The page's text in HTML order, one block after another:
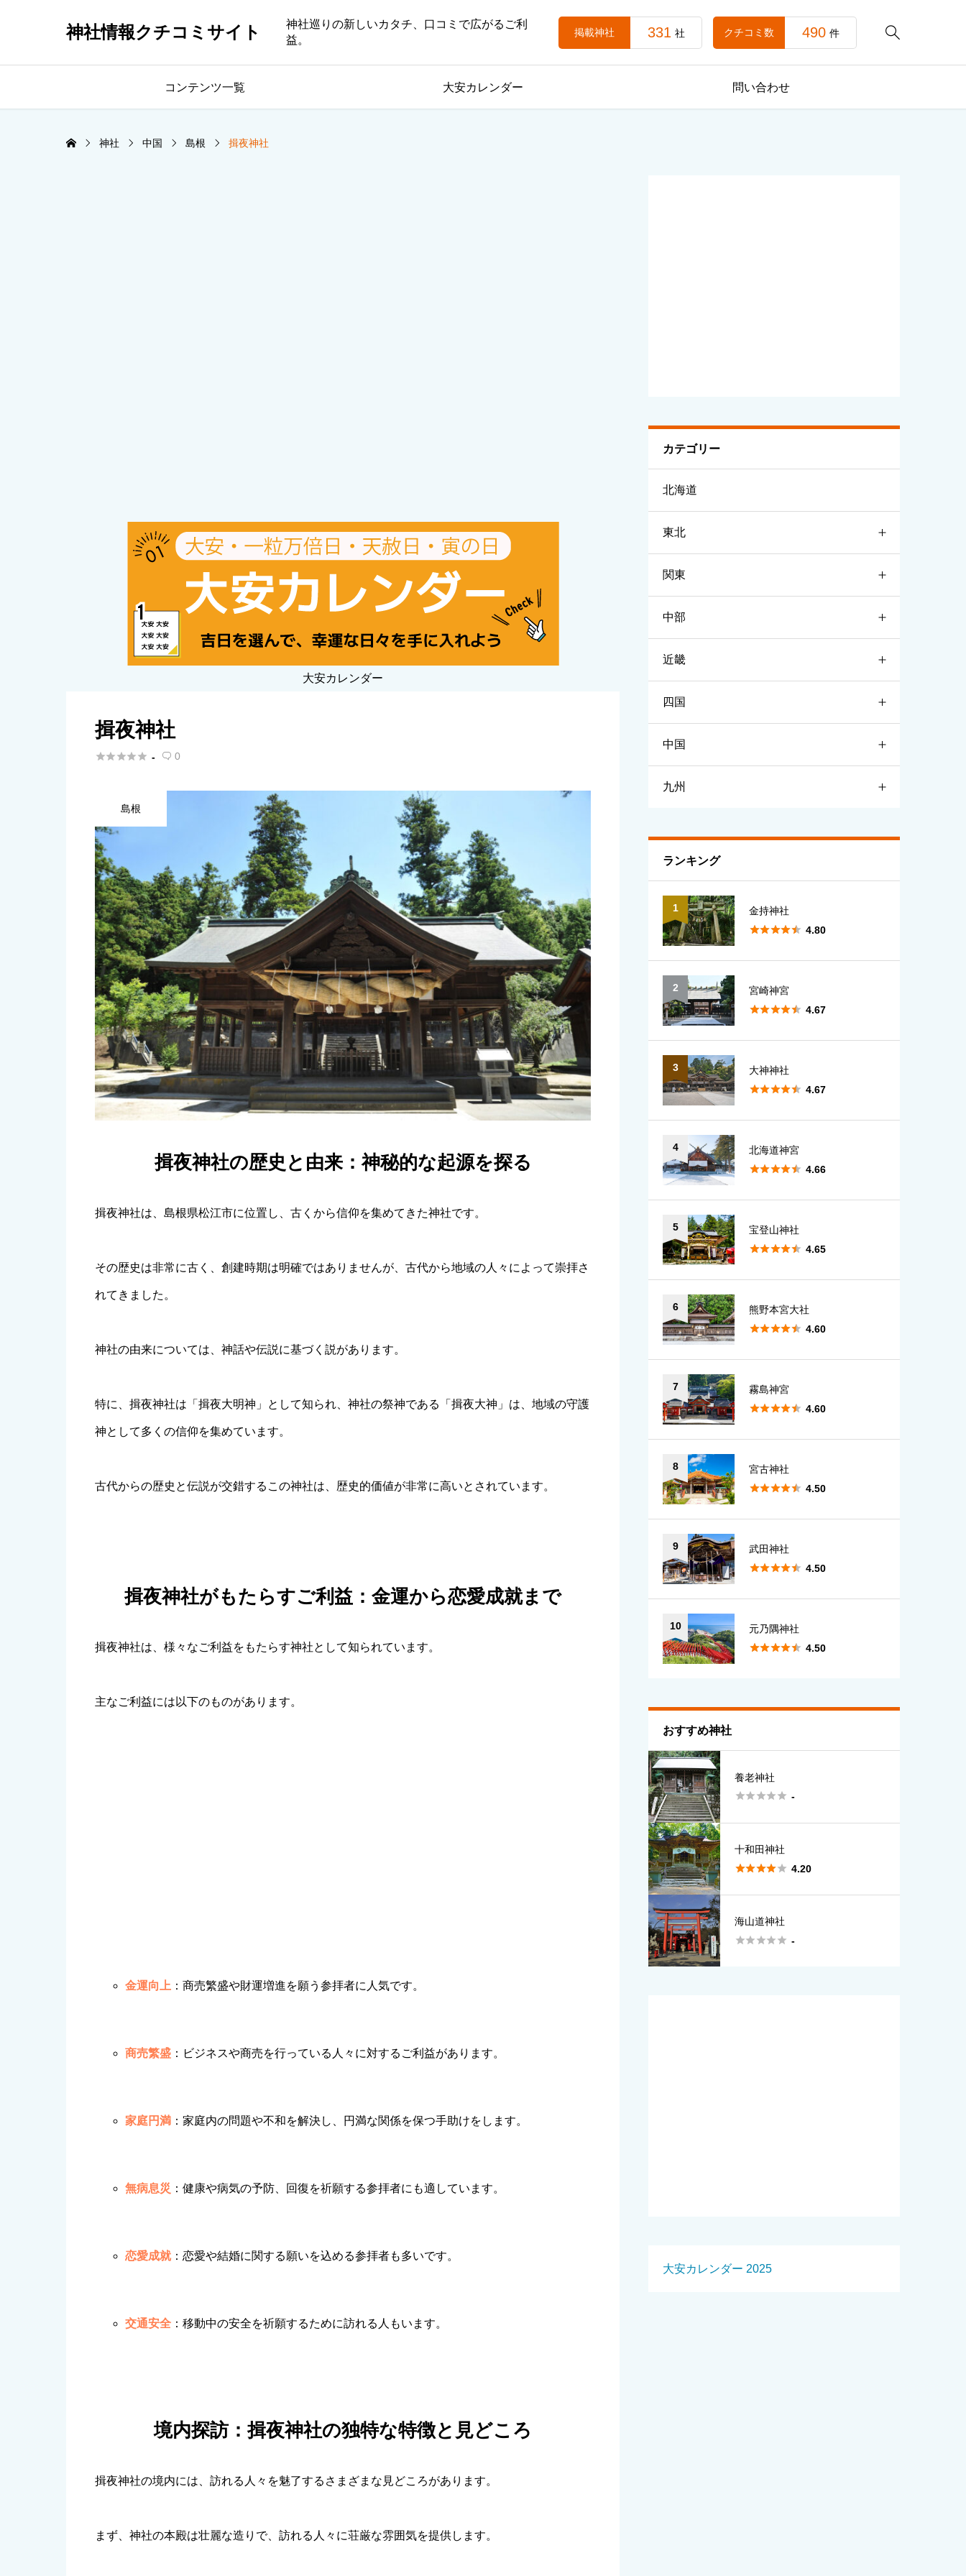
神社情報クチコミサイト
神社巡りの新しいカタチ、口コミで広がるご利
益。

掲載神社 331 社 クチコミ数 490 件
コンテンツ一覧 大安カレンダー 問い合わせ
神社 中国 島根 揖夜神社
大安カレンダー
揖夜神社
 -  0
島根
揖夜神社の歴史と由来：神秘的な起源を探る
揖夜神社は、島根県松江市に位置し、古くから信仰を集めてきた神社です。
その歴史は非常に古く、創建時期は明確ではありませんが、古代から地域の人々によって崇拝さ
れてきました。
神社の由来については、神話や伝説に基づく説があります。
特に、揖夜神社は「揖夜大明神」として知られ、神社の祭神である「揖夜大神」は、地域の守護
神として多くの信仰を集めています。
古代からの歴史と伝説が交錯するこの神社は、歴史的価値が非常に高いとされています。
揖夜神社がもたらすご利益：金運から恋愛成就まで
揖夜神社は、様々なご利益をもたらす神社として知られています。
主なご利益には以下のものがあります。
金運向上 ：商売繁盛や財運増進を願う参拝者に人気です。
商売繁盛：ビジネスや商売を行っている人々に対するご利益があります。
家庭円満：家庭内の問題や不和を解決し、円満な関係を保つ手助けをします。
無病息災 ：健康や病気の予防、回復を祈願する参拝者にも適しています。
恋愛成就：恋愛や結婚に関する願いを込める参拝者も多いです。
交通安全：移動中の安全を祈願するために訪れる人もいます。
境内探訪：揖夜神社の独特な特徴と見どころ
揖夜神社の境内には、訪れる人々を魅了するさまざまな見どころがあります。
まず、神社の本殿は壮麗な造りで、訪れる人々に荘厳な雰囲気を提供します。
カテゴリー
北海道
東北
青森
岩手
宮城
山形
福島
関東
茨城
栃木
群馬
埼玉
千葉
中部
新潟
富山
石川
福井
岐阜
愛知
近畿
滋賀
京都
大阪
和歌山
四国
徳島
香川
中国
鳥取
広島
九州
長崎
大分
宮崎
鹿児島
ランキング
1
金持神社
 4.80
2
宮崎神宮
 4.67
3
大神神社
 4.67
4
北海道神宮
 4.66
5
宝登山神社
 4.65
6
熊野本宮大社
 4.60
7
霧島神宮
 4.60
8
宮古神社
 4.50
9
武田神社
 4.50
10
元乃隅神社
 4.50
おすすめ神社
養老神社
 -
十和田神社
 4.20
海山道神社
 -
大安カレンダー 2025